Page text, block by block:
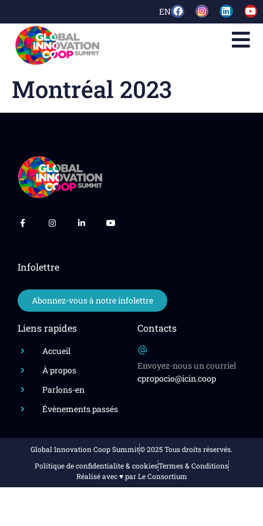
EN
Montréal 2023
Liens rapides
Accueil
À propos
Parlons-en
Évènements passés
Contacts
Envoyez-nous un courriel
cpropocio@icin.coop
Infolettre
Abonnez-vous à notre infolettre
Global Innovation Coop Summit© 2025 Tous droits réservés.
Politique de confidentialite & cookiesTermes & Conditions
Réalisé avec ♥️ par Le Consortium